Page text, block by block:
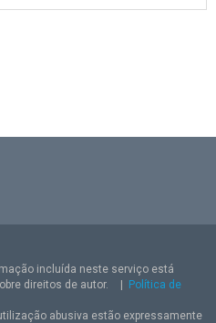
incluída neste serviço está
direitos de autor.
Política de
abusiva estão expressamente